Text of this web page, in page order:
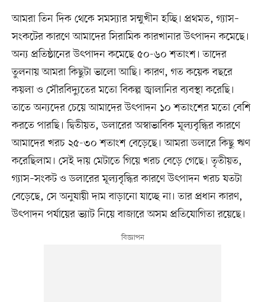
আমরা তিন দিক থেকে সমস্যার সম্মুখীন হচ্ছি। প্রথমত, গ্যাস–
সংকটের কারণে আমাদের সিরামিক কারখানার উৎপাদন কমেছে।
অন্য প্রতিষ্ঠানের উৎপাদন কমেছে ৫০-৬০ শতাংশ। তাদের
তুলনায় আমরা কিছুটা ভালো আছি। কারণ, গত কয়েক বছরে
কয়লা ও সৌরবিদ্যুতের মতো বিকল্প জ্বালানির ব্যবস্থা করেছি।
তাতে অন্যদের চেয়ে আমাদের উৎপাদন ১০ শতাংশের মতো বেশি
করতে পারছি। দ্বিতীয়ত, ডলারের অস্বাভাবিক মূল্যবৃদ্ধির কারণে
আমাদের খরচ ২৫-৩০ শতাংশ বেড়েছে। আমরা ডলারে কিছু ঋণ
করেছিলাম। সেই দায় মেটাতে গিয়ে খরচ বেড়ে গেছে। তৃতীয়ত,
গ্যাস–সংকট ও ডলারের মূল্যবৃদ্ধির কারণে উৎপাদন খরচ যতটা
বেড়েছে, সে অনুযায়ী দাম বাড়ানো যাচ্ছে না। তার প্রধান কারণ,
উৎপাদন পর্যায়ের ভ্যাট নিয়ে বাজারে অসম প্রতিযোগিতা রয়েছে।